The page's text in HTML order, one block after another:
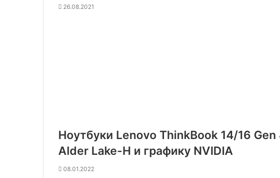
26.08.2021
Ноутбуки Lenovo ThinkBook 14/16
Alder Lake-H и графику NVIDIA
08.01.2022